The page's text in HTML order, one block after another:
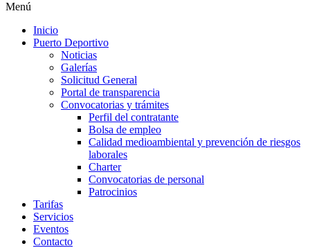
Menú
Inicio
Puerto Deportivo
Noticias
Galerías
Solicitud General
Portal de transparencia
Convocatorias y trámites
Perfil del contratante
Bolsa de empleo
Calidad medioambiental y prevención de riesgos
laborales
Charter
Convocatorias de personal
Patrocinios
Tarifas
Servicios
Eventos
Contacto